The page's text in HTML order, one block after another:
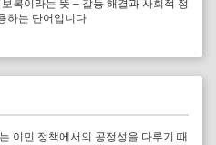
복이라는 뜻 – 갈등 해결과 사회적 정
하는 단어입니다
이민 정책에서의 공정성을 다루기 때